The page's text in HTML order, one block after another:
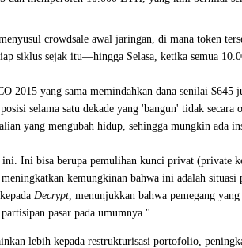
crowdsale awal jaringan, di mana token
siklus sejak itu—hingga Selasa, ketika semua
2015 yang sama memindahkan dana senilai
selama satu dekade yang 'bangun' tidak secara
yang mengubah hidup, sehingga mungkin
Ini bisa berupa pemulihan kunci privat (private
kemungkinan bahwa ini adalah
Decrypt, menunjukkan bahwa pemegang
pasar pada umumnya."
lebih kepada restrukturisasi portofolio,